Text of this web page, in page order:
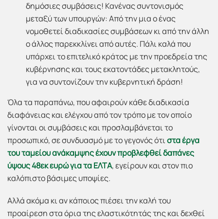
δημόσιες συμβάσεις! Κανένας συντονισμός
μεταξύ των υπουργών: Από την μια ο ένας
νομοθετεί διαδικασίες συμβάσεων κι από την άλλη
ο άλλος παρεκκλίνει από αυτές. Πάλι καλά που
υπάρχει το επιτελικό κράτος με την προεδρεία της
κυβέρνησης και τους εκατοντάδες μετακλητούς,
για να συντονίζουν την κυβερνητική δράση!
Όλα τα παραπάνω, που αφαιρούν κάθε διαδικασία
διαφάνειας και ελέγχου από τον τρόπο με τον οποίο
γίνονται οι συμβάσεις και προσλαμβάνεται το
προσωπικό, σε συνδυασμό με το γεγονός ότιστα έργα
του ταμείου ανάκαμψης έχουν προβλεφθεί δαπάνες
ύψους 48εκ ευρώ για τα ΕΛΤΑ, εγείρουν και στον πιο
καλόπιστο βάσιμες υποψίες.
Αλλά ακόμα κι αν κάποιος πιέσει την καλή του
προαίρεση στα όρια της ελαστικότητάς της και δεχθεί